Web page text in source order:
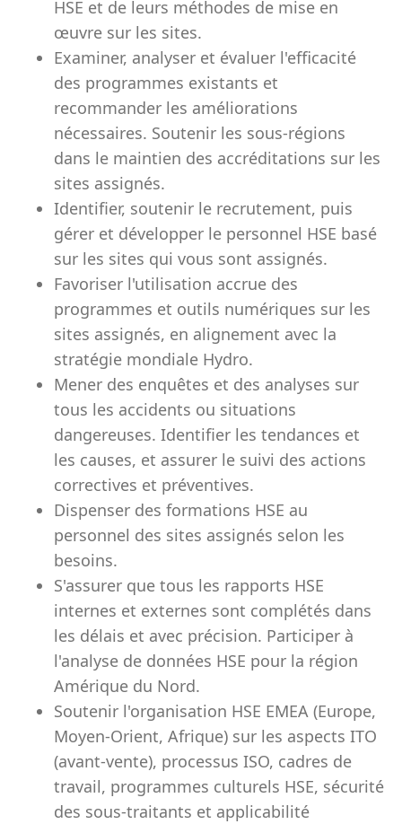
HSE et de leurs méthodes de mise en
œuvre sur les sites.
Examiner, analyser et évaluer l'efficacité
des programmes existants et
recommander les améliorations
nécessaires. Soutenir les sous-régions
dans le maintien des accréditations sur les
sites assignés.
Identifier, soutenir le recrutement, puis
gérer et développer le personnel HSE basé
sur les sites qui vous sont assignés.
Favoriser l'utilisation accrue des
programmes et outils numériques sur les
sites assignés, en alignement avec la
stratégie mondiale Hydro.
Mener des enquêtes et des analyses sur
tous les accidents ou situations
dangereuses. Identifier les tendances et
les causes, et assurer le suivi des actions
correctives et préventives.
Dispenser des formations HSE au
personnel des sites assignés selon les
besoins.
S'assurer que tous les rapports HSE
internes et externes sont complétés dans
les délais et avec précision. Participer à
l'analyse de données HSE pour la région
Amérique du Nord.
Soutenir l'organisation HSE EMEA (Europe,
Moyen-Orient, Afrique) sur les aspects ITO
(avant-vente), processus ISO, cadres de
travail, programmes culturels HSE, sécurité
des sous-traitants et applicabilité